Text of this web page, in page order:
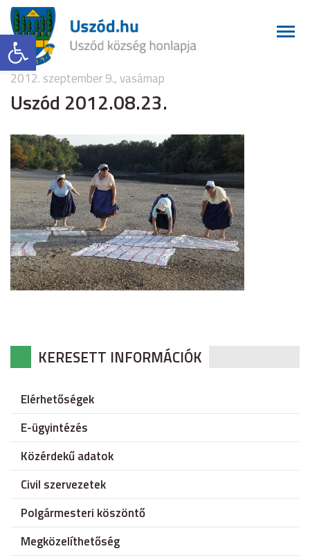
Eszköztár megnyitása
2012. szeptember 9., vasárnap
Uszód 2012.08.23.
KERESETT INFORMÁCIÓK
Elérhetőségek
E-ügyintézés
Közérdekű adatok
Civil szervezetek
Polgármesteri köszöntő
Megközelíthetőség